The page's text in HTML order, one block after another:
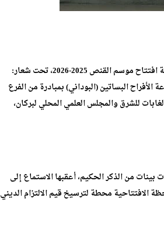
شهدت مدينة بركان، صباح يوم الأربعاء 1 أكتوبر 2025، تنظيم لقاء تواصلي بمناسبة افتتاح موسم القنص 2025-2026، تحت شعار:
البساتين (البوداني) بمبادرة من الفرع
للشرق والمجلس العلمي المحلي لبركان،
من الذكر الحكيم، أعقبها الاستماع إلى
الافتتاحية محطة لترسيخ قيم الالتزام الديني